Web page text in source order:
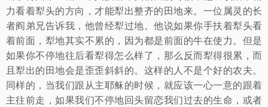
力看着犁头的方向，才能犁出整齐的田地来。一位属灵的长
者阎弟兄告诉我，他曾经犁过地。他说如果你手扶着犁头看
着前面，犁地其实不累的，因为都是前面的牛在使力。但是
如果你不停地往后看犁得怎么样了，那么反而犁得很累，而
且犁出的田地会是歪歪斜斜的。这样的人不是个好的农夫。
同样的，当我们跟从主耶稣的时候，就应该一心一意的跟着
主往前走，如果我们不停地回头留恋我们过去的生命，或者